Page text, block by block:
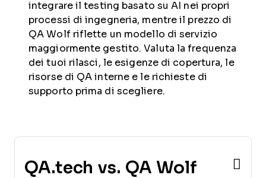
integrare il testing basato su AI nei propri
processi di ingegneria, mentre il prezzo di
QA Wolf riflette un modello di servizio
maggiormente gestito. Valuta la frequenza
dei tuoi rilasci, le esigenze di copertura, le
risorse di QA interne e le richieste di
supporto prima di scegliere.
QA.tech vs. QA Wolf